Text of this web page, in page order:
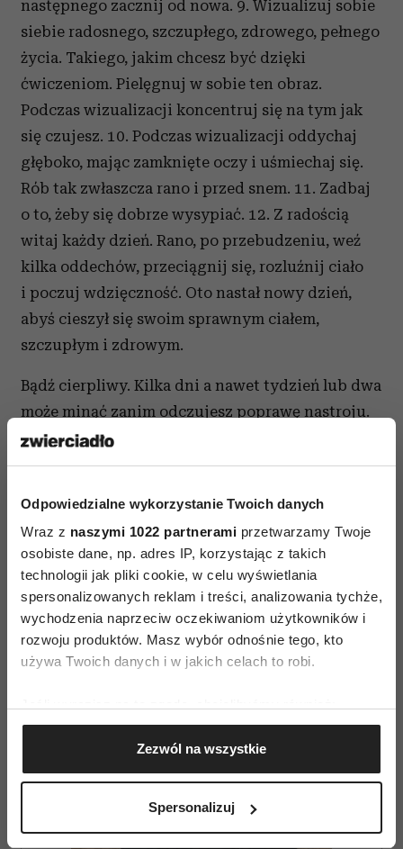
Odpowiedzialne wykorzystanie Twoich danych
Wraz z naszymi 1022 partnerami przetwarzamy Twoje
osobiste dane, np. adres IP, korzystając z takich
technologii jak pliki cookie, w celu wyświetlania
spersonalizowanych reklam i treści, analizowania tychże,
wychodzenia naprzeciw oczekiwaniom użytkowników i
rozwoju produktów. Masz wybór odnośnie tego, kto
używa Twoich danych i w jakich celach to robi.
Gromadzić dane dotyczące Twojej lokalizacji
geograficznej z dokładnością nawet do kilku metrów
Identyfikować Twoje urządzenie, aktywnie
(fingerprinting, czyli wirtualny odcisk palca)
Zezwól na wszystkie
Spersonalizuj
następnego zacznij od nowa. 9. Wizualizuj sobie
siebie radosnego, szczupłego, zdrowego, pełnego
życia. Takiego, jakim chcesz być dzięki
ćwiczeniom. Pielęgnuj w sobie ten obraz.
Podczas wizualizacji koncentruj się na tym jak
się czujesz. 10. Podczas wizualizacji oddychaj
głęboko, mając zamknięte oczy i uśmiechaj się.
Rób tak zwłaszcza rano i przed snem. 11. Zadbaj
o to, żeby się dobrze wysypiać. 12. Z radością
witaj każdy dzień. Rano, po przebudzeniu, weź
kilka oddechów, przeciągnij się, rozluźnij ciało
i poczuj wdzięczność. Oto nastał nowy dzień,
abyś cieszył się swoim sprawnym ciałem,
szczupłym i zdrowym.
Bądź cierpliwy. Kilka dni a nawet tydzień lub dwa
może minąć zanim odczujesz poprawę nastroju.
Ale bądź pewien, jeśli będziesz wytrwały, to
nastąpi.
AUTOPROMOCJA